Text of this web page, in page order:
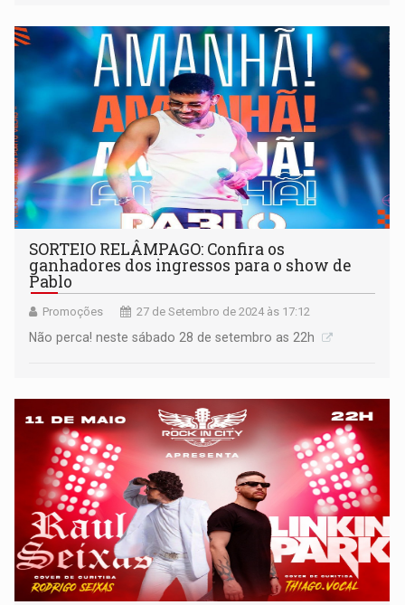
SORTEIO RELÂMPAGO: Confira os
ganhadores dos ingressos para o show de
Pablo
Promoções 27 de Setembro de 2024 às 17:12
Não perca! neste sábado 28 de setembro as 22h